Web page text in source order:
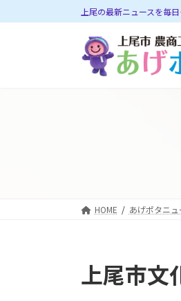
ン
ビ
上尾の最新ニュースを毎
HOME あげポタニュ
上尾市文